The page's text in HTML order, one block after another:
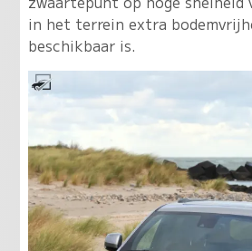
in het terrein extra
beschikbaar is.